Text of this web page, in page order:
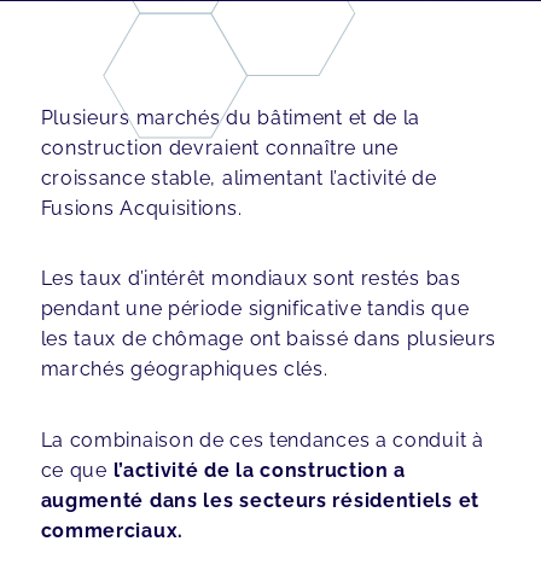
Plusieurs marchés du bâtiment et de la
construction devraient connaître une
croissance stable, alimentant l’activité de
Fusions Acquisitions.
Les taux d’intérêt mondiaux sont restés bas
pendant une période significative tandis que
les taux de chômage ont baissé dans plusieurs
marchés géographiques clés.
La combinaison de ces tendances a conduit à
ce que l’activité de la construction a
augmenté dans les secteurs résidentiels et
commerciaux.